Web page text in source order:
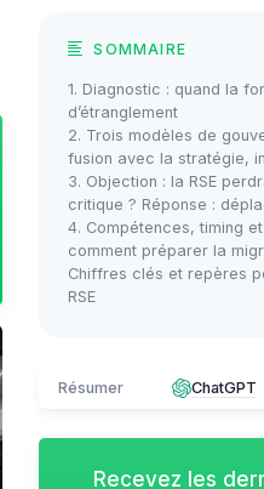
SOMMAIRE
1. Diagnostic : quand la
d’étranglement
2. Trois modèles de
fusion avec la stratégie,
3. Objection : la RSE
critique ? Réponse :
4. Compétences, timing
comment préparer la
Chiffres clés et repères
RSE
Résumer ChatGPT
Recevez les